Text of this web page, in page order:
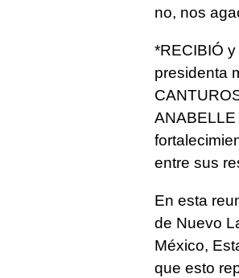
no, nos
*RECIBIÓ
presidenta
entre sus
En esta
de Nuevo
México,
que esto